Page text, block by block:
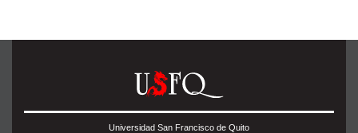
Universidad San Francisco de Quito